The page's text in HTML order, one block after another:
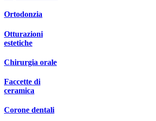
Ortodonzia
Otturazioni
estetiche
Chirurgia orale
Faccette di
ceramica
Corone dentali